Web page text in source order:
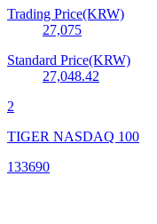
Trading Price(KRW)
27,075
Standard Price(KRW)
27,048.42
2
TIGER NASDAQ 100
133690